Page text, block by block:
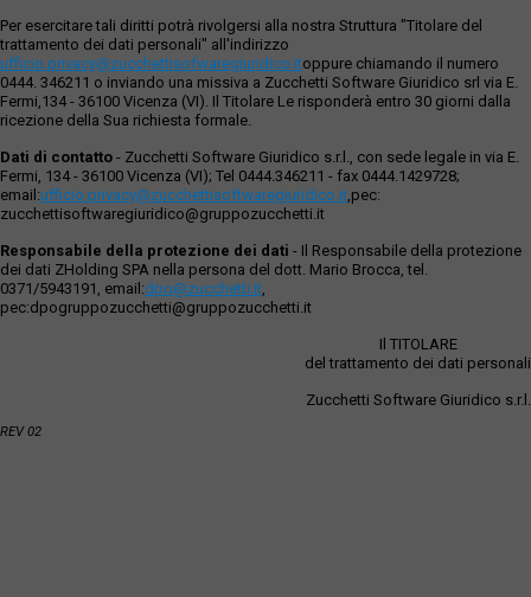
Per esercitare tali diritti potrà rivolgersi alla nostra Struttura "Titolare del
trattamento dei dati personali" all'indirizzo
ufficio.privacy@zucchettisofwaregiuridico.itoppure chiamando il numero
0444. 346211 o inviando una missiva a Zucchetti Software Giuridico srl via E.
Fermi,134 - 36100 Vicenza (VI). Il Titolare Le risponderà entro 30 giorni dalla
ricezione della Sua richiesta formale.
Dati di contatto - Zucchetti Software Giuridico s.r.l., con sede legale in via E.
Fermi, 134 - 36100 Vicenza (VI); Tel 0444.346211 - fax 0444.1429728;
email:ufficio.privacy@zucchettisoftwaregiuridico.it,pec:
zucchettisoftwaregiuridico@gruppozucchetti.it
Responsabile della protezione dei dati - Il Responsabile della protezione
dei dati ZHolding SPA nella persona del dott. Mario Brocca, tel.
0371/5943191, email:dpo@zucchetti.it,
pec:dpogruppozucchetti@gruppozucchetti.it
Il TITOLARE
del trattamento dei dati personali
Zucchetti Software Giuridico s.r.l.
REV 02